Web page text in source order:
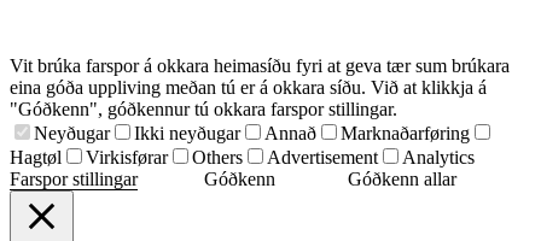
Vit brúka farspor á okkara heimasíðu fyri at geva tær sum brúkara
eina góða uppliving meðan tú er á okkara síðu. Við at klikkja á
"Góðkenn", góðkennur tú okkara farspor stillingar.
Neyðugar
Ikki neyðugar Annað
Marknaðarføring
Hagtøl
Virkisførar Others Advertisement
Analytics
Farspor stillingar
Góðkenn Góðkenn allar